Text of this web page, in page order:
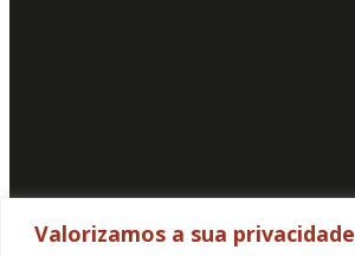
Valorizamos a sua privacidade